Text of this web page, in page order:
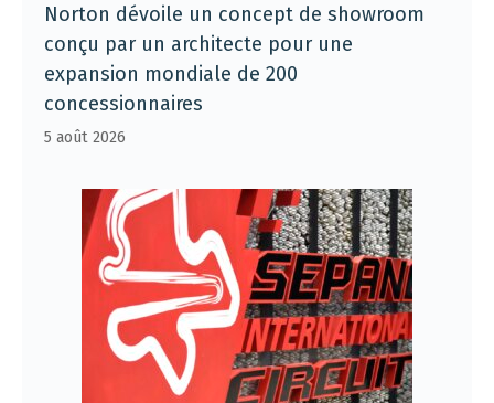
Norton dévoile un concept de showroom
conçu par un architecte pour une
expansion mondiale de 200
concessionnaires
5 août 2026